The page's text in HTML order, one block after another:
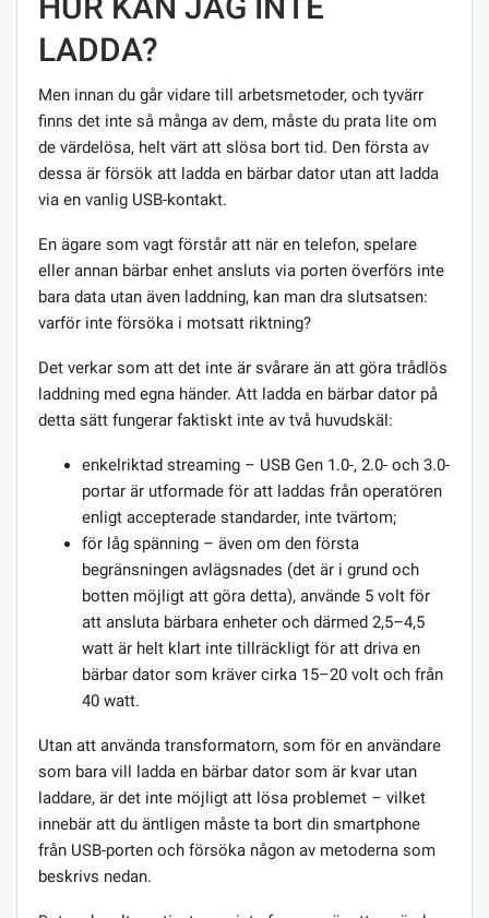
LADDA?
Men innan du går vidare till arbetsmetoder, och tyvärr
finns det inte så många av dem, måste du prata lite om
de värdelösa, helt värt att slösa bort tid. Den första av
dessa är försök att ladda en bärbar dator utan att ladda
via en vanlig USB-kontakt.
En ägare som vagt förstår att när en telefon, spelare
eller annan bärbar enhet ansluts via porten överförs inte
bara data utan även laddning, kan man dra slutsatsen:
varför inte försöka i motsatt riktning?
Det verkar som att det inte är svårare än att göra trådlös
laddning med egna händer. Att ladda en bärbar dator på
detta sätt fungerar faktiskt inte av två huvudskäl:
enkelriktad streaming – USB Gen 1.0-, 2.0- och 3.0-
portar är utformade för att laddas från operatören
enligt accepterade standarder, inte tvärtom;
för låg spänning – även om den första
begränsningen avlägsnades (det är i grund och
botten möjligt att göra detta), använde 5 volt för
att ansluta bärbara enheter och därmed 2,5–4,5
watt är helt klart inte tillräckligt för att driva en
bärbar dator som kräver cirka 15–20 volt och från
40 watt.
Utan att använda transformatorn, som för en användare
som bara vill ladda en bärbar dator som är kvar utan
laddare, är det inte möjligt att lösa problemet – vilket
innebär att du äntligen måste ta bort din smartphone
från USB-porten och försöka någon av metoderna som
beskrivs nedan.